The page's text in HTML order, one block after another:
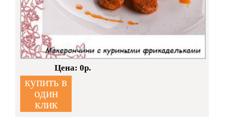
купить в
один
клик
Цена: 0р.